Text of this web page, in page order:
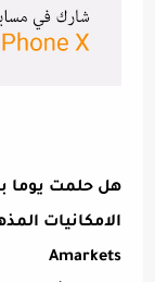
هل حلمت يوما
الامكانيات
Amarkets